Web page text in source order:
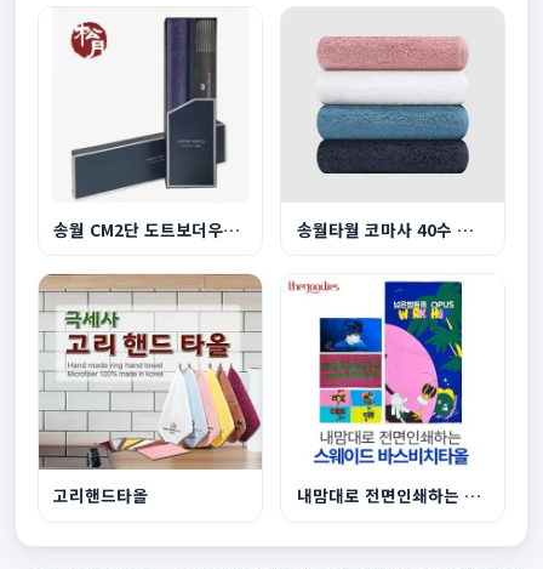
송월 CM2단 도트보더우산 송월코마사160g수건세트 송월타월 코마사 40수 호텔수건 180g 1P 수건
고리핸드타올 내맘대로 전면인쇄하는 스웨이드 바스비치타올